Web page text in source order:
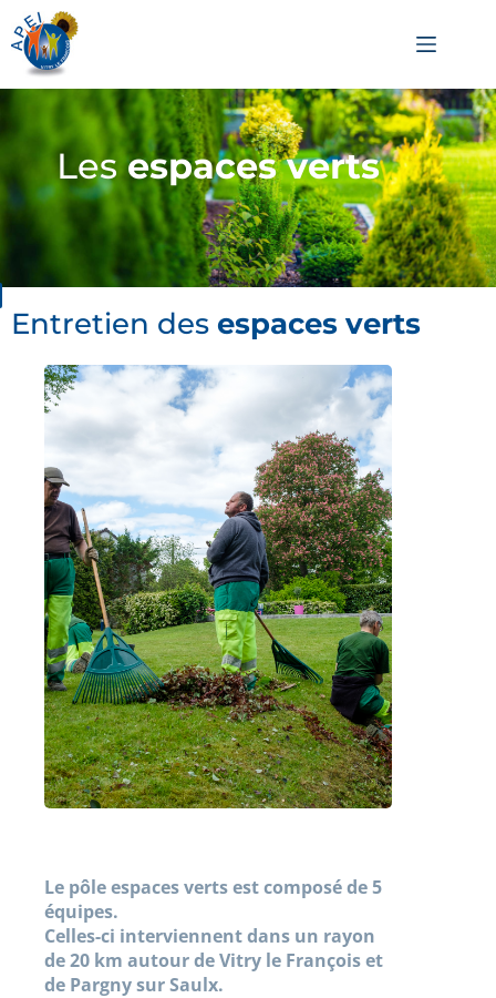
Lesespaces verts
Entretien des espaces verts
Le pôle espaces verts est composé de 5
équipes.
Celles-ci interviennent dans un rayon
de 20 km autour de Vitry le François et
de Pargny sur Saulx.